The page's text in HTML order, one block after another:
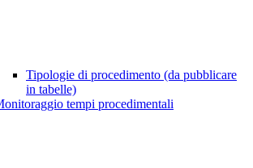
Tipologie di procedimento (da pubblicare
in tabelle)
tempi procedimentali